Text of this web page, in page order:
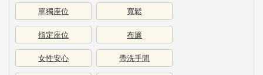
單獨座位 寬鬆
指定座位 布簾
女性安心 帶洗手間